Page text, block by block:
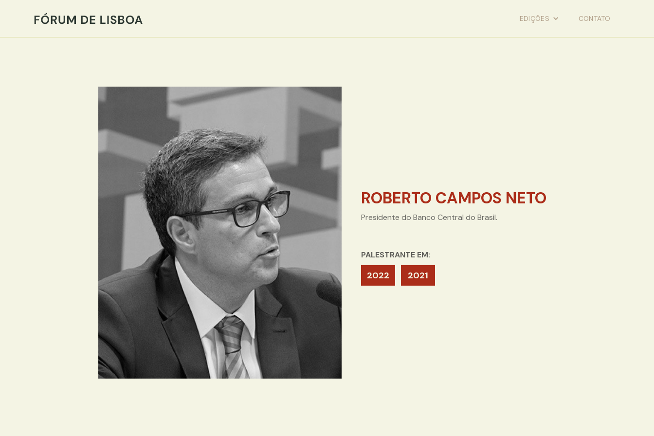
EDIÇÕES CONTATO
ROBERTO CAMPOS NETO
Presidente do Banco Central do Brasil.
PALESTRANTE EM:
2022 2021